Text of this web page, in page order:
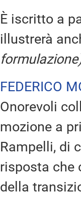
È iscritto a
illustrerà
FEDERICO
Onorevoli
mozione a
Rampelli, di
risposta che
della